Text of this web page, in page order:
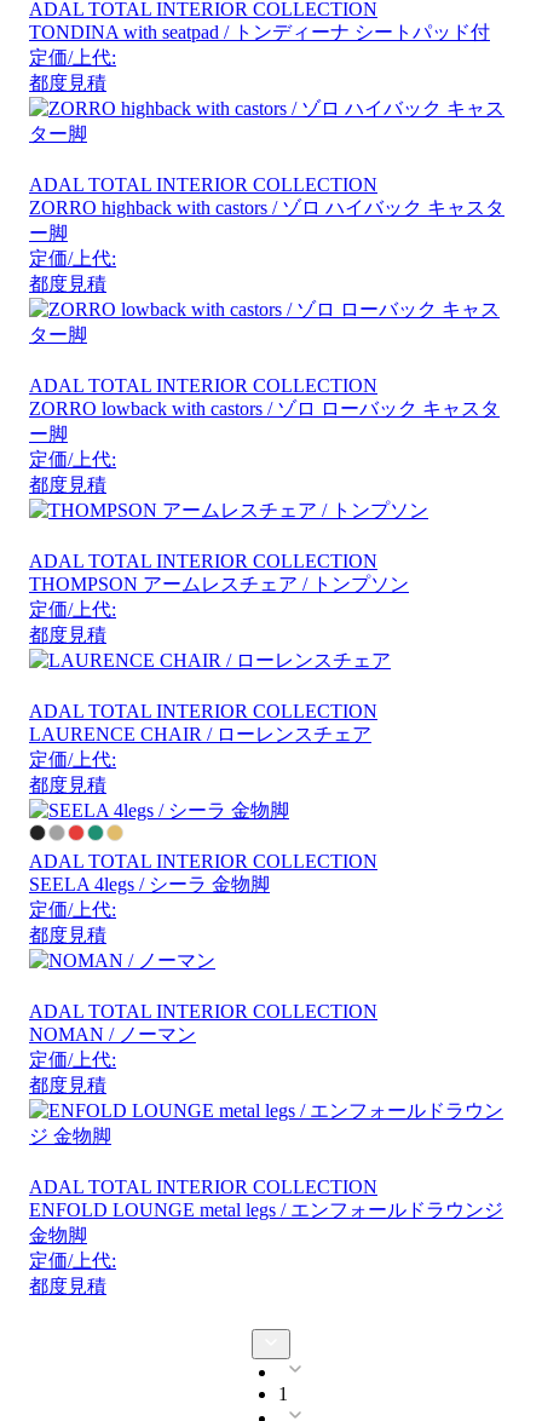
ADAL TOTAL INTERIOR COLLECTION
TONDINA with seatpad / トンディーナ シートパッド付
定価/上代:
都度見積
ADAL TOTAL INTERIOR COLLECTION
ZORRO highback with castors / ゾロ ハイバック キャスタ
ー脚
定価/上代:
都度見積
ADAL TOTAL INTERIOR COLLECTION
ZORRO lowback with castors / ゾロ ローバック キャスタ
ー脚
定価/上代:
都度見積
ADAL TOTAL INTERIOR COLLECTION
THOMPSON アームレスチェア / トンプソン
定価/上代:
都度見積
ADAL TOTAL INTERIOR COLLECTION
LAURENCE CHAIR / ローレンスチェア
定価/上代:
都度見積
ADAL TOTAL INTERIOR COLLECTION
SEELA 4legs / シーラ 金物脚
定価/上代:
都度見積
ADAL TOTAL INTERIOR COLLECTION
NOMAN / ノーマン
定価/上代:
都度見積
ADAL TOTAL INTERIOR COLLECTION
ENFOLD LOUNGE metal legs / エンフォールドラウンジ
金物脚
定価/上代:
都度見積
1